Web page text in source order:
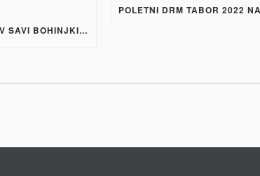
STAŽNI POTOP V SAVI BOHINJKI PRI RIBIČEVEM LAZU -31. JULIJ 2022